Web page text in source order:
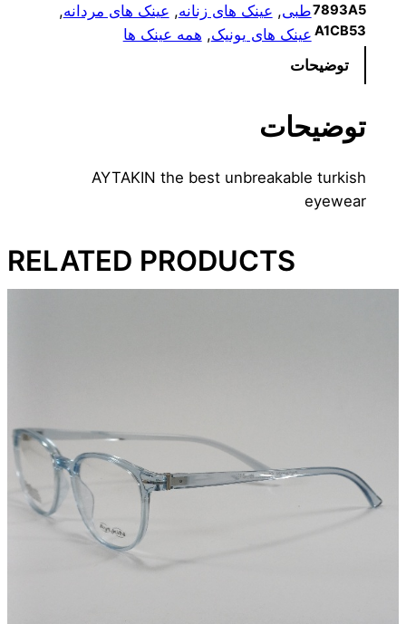
7893A5
A1CB53
طبی, عینک های زنانه, عینک های مردانه,
عینک های یونیک, همه عینک ها
توضیحات
توضیحات
AYTAKIN the best unbreakable turkish
eyewear
RELATED PRODUCTS